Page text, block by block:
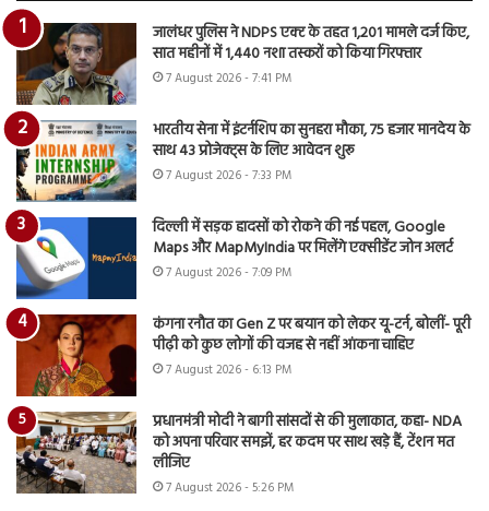
जालंधर पुलिस ने NDPS एक्ट के तहत 1,201 मामले दर्ज किए,
सात महीनों में 1,440 नशा तस्करों को किया गिरफ्तार
7 August 2026 - 7:41 PM
भारतीय सेना में इंटर्नशिप का सुनहरा मौका, 75 हजार मानदेय के
साथ 43 प्रोजेक्ट्स के लिए आवेदन शुरू
7 August 2026 - 7:33 PM
दिल्ली में सड़क हादसों को रोकने की नई पहल, Google
Maps और MapMyIndia पर मिलेंगे एक्सीडेंट जोन अलर्ट
7 August 2026 - 7:09 PM
कंगना रनौत का Gen Z पर बयान को लेकर यू-टर्न, बोलीं- पूरी
पीढ़ी को कुछ लोगों की वजह से नहीं आंकना चाहिए
7 August 2026 - 6:13 PM
प्रधानमंत्री मोदी ने बागी सांसदों से की मुलाकात, कहा- NDA
को अपना परिवार समझें, हर कदम पर साथ खड़े हैं, टेंशन मत
लीजिए
7 August 2026 - 5:26 PM